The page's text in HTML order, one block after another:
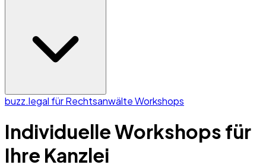
buzz.legal für RechtsanwälteWorkshops
Individuelle Workshops für
Ihre Kanzlei